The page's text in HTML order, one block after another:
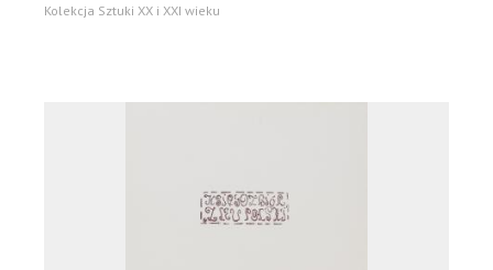
Kolekcja Sztuki XX i XXI wieku